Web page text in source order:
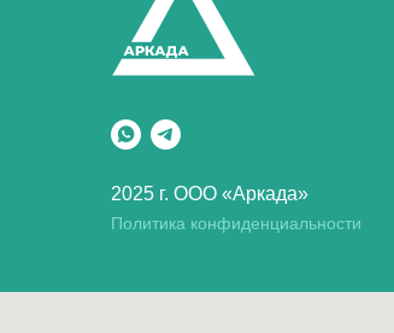
2025 г. ООО «Аркада»
Политика конфиденциальности